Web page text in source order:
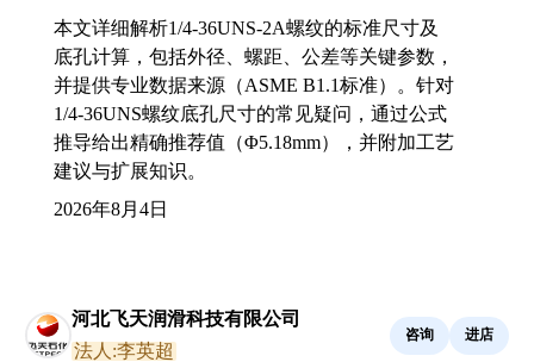
本文详细解析1/4-36UNS-2A螺纹的标准尺寸及
底孔计算，包括外径、螺距、公差等关键参数，
并提供专业数据来源（ASME B1.1标准）。针对
1/4-36UNS螺纹底孔尺寸的常见疑问，通过公式
推导给出精确推荐值（Φ5.18mm），并附加工艺
建议与扩展知识。
2026年8月4日
河北飞天润滑科技有限公司
法人:李英超
咨询 进店